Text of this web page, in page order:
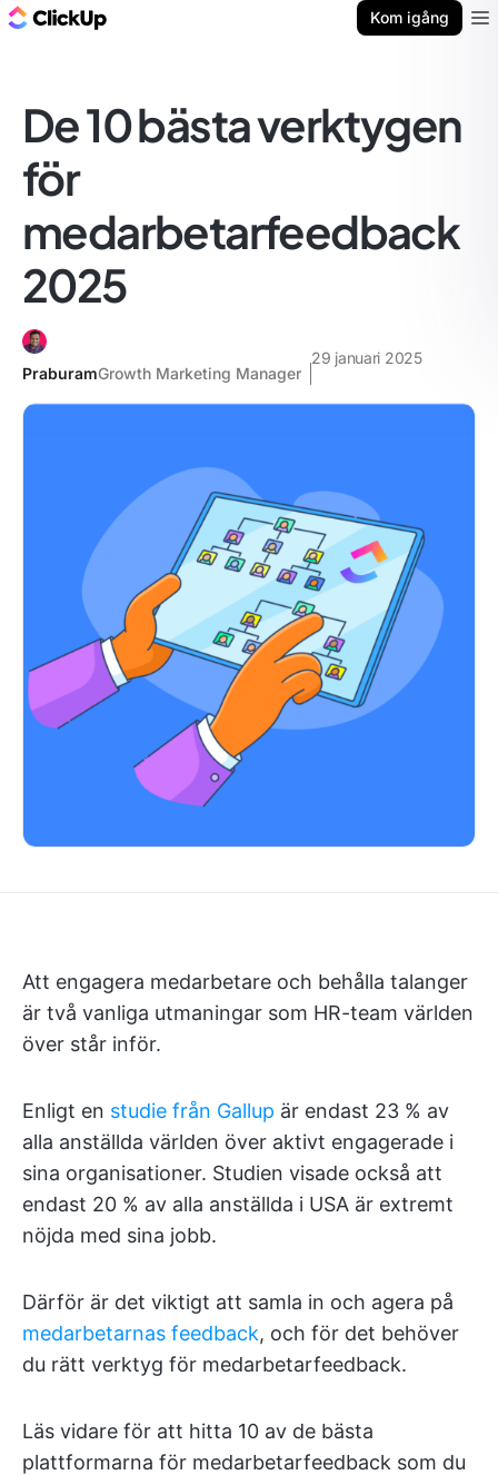
Kom igång
De 10 bästa verktygen
för
medarbetarfeedback
2025
PraburamGrowth Marketing Manager
29 januari 2025
Att engagera medarbetare och behålla talanger
är två vanliga utmaningar som HR-team världen
över står inför.
Enligt en studie från Gallup är endast 23 % av
alla anställda världen över aktivt engagerade i
sina organisationer. Studien visade också att
endast 20 % av alla anställda i USA är extremt
nöjda med sina jobb.
Därför är det viktigt att samla in och agera på
medarbetarnas feedback, och för det behöver
du rätt verktyg för medarbetarfeedback.
Läs vidare för att hitta 10 av de bästa
plattformarna för medarbetarfeedback som du